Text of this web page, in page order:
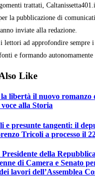
trattati,
la pubblicazione di
inviate alla redazione.
ad approfondire sempre i
e formando
Like
libertà il nuovo romanzo
alla Storia
e presunte tangenti: il
Tricoli a processo il
della
di Camera e Senato
lavori dell’Assemblea